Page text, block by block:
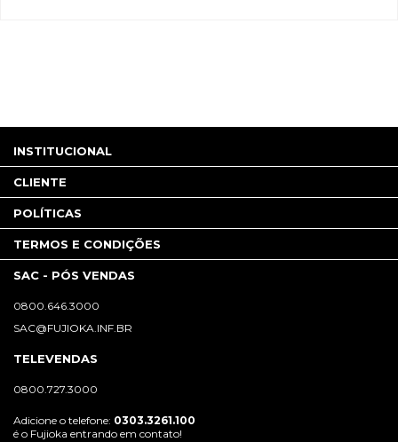
INSTITUCIONAL
CLIENTE
POLÍTICAS
TERMOS E CONDIÇÕES
SAC - PÓS VENDAS
0800.646.3000
SAC@FUJIOKA.INF.BR
TELEVENDAS
0800.727.3000
Adicione o telefone: 0303.3261.100
é o Fujioka entrando em contato!